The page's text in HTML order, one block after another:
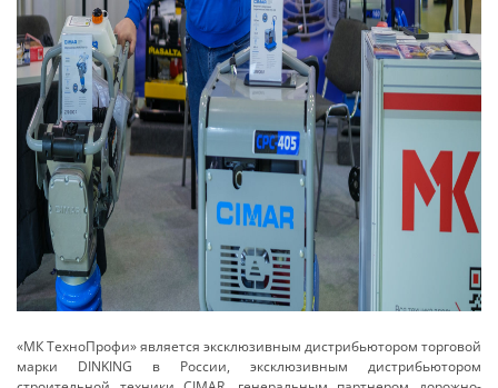
«МК ТехноПрофи» является эксклюзивным дистрибьютором торговой
марки DINKING в России, эксклюзивным дистрибьютором